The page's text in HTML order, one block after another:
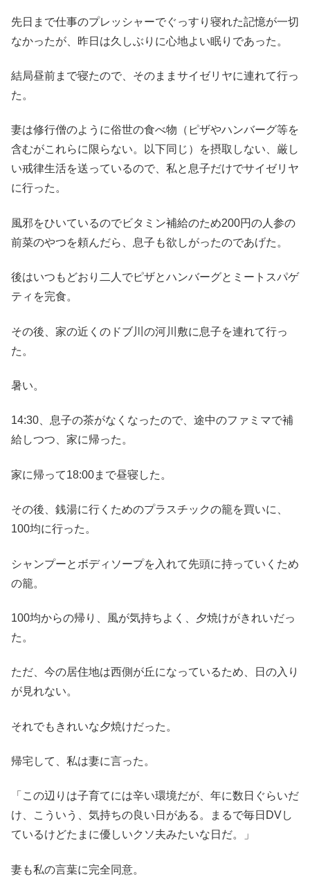
先日まで仕事のプレッシャーでぐっすり寝れた記憶が一切
なかったが、昨日は久しぶりに心地よい眠りであった。
結局昼前まで寝たので、そのままサイゼリヤに連れて行っ
た。
妻は修行僧のように俗世の食べ物（ピザやハンバーグ等を
含むがこれらに限らない。以下同じ）を摂取しない、厳し
い戒律生活を送っているので、私と息子だけでサイゼリヤ
に行った。
風邪をひいているのでビタミン補給のため200円の人参の
前菜のやつを頼んだら、息子も欲しがったのであげた。
後はいつもどおり二人でピザとハンバーグとミートスパゲ
ティを完食。
その後、家の近くのドブ川の河川敷に息子を連れて行っ
た。
暑い。
14:30、息子の茶がなくなったので、途中のファミマで補
給しつつ、家に帰った。
家に帰って18:00まで昼寝した。
その後、銭湯に行くためのプラスチックの籠を買いに、
100均に行った。
シャンプーとボディソープを入れて先頭に持っていくため
の籠。
100均からの帰り、風が気持ちよく、夕焼けがきれいだっ
た。
ただ、今の居住地は西側が丘になっているため、日の入り
が見れない。
それでもきれいな夕焼けだった。
帰宅して、私は妻に言った。
「この辺りは子育てには辛い環境だが、年に数日ぐらいだ
け、こういう、気持ちの良い日がある。まるで毎日DVし
ているけどたまに優しいクソ夫みたいな日だ。」
妻も私の言葉に完全同意。